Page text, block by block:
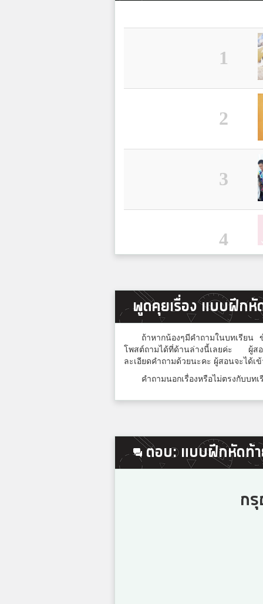
1
2
3
4
5
6
พูดคุยเรื่อง แบบฝึกหั
ถ้าหากน้องๆมีคำถามในบทเรียน
โพสต์ถามได้ที่ด้านล่างนี้เลยค่ะ ผู้สอ
ละเอียดคำถามด้วยนะคะ ผู้สอนจะได้เ
คำถามนอกเรื่องหรือไม่ตรงกับบท
ตอบ: แบบฝึกหัดท้า
ก